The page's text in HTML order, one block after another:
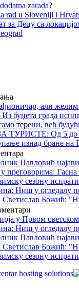
zarada?
rad u Sloveniji i
за Децу са
али
буџета града
терени, већ
Од 5 до 9
изнад бране на
Павловић
преговорима: Гасна
сезону
Ниш у огледалу
Божић:
у Првом
Ниш у огледалу
Павловић
Божић:
сезону